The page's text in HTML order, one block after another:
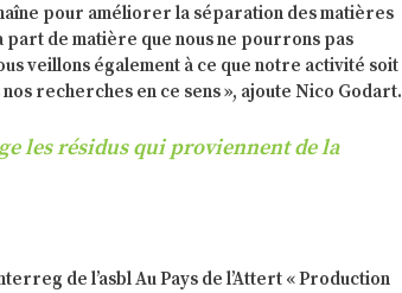
pour améliorer la séparation des matières
de matière que nous ne pourrons pas
veillons également à ce que notre activité soit
recherches en ce sens », ajoute Nico Godart.
les résidus qui proviennent de la
de l’asbl Au Pays de l’Attert « Production